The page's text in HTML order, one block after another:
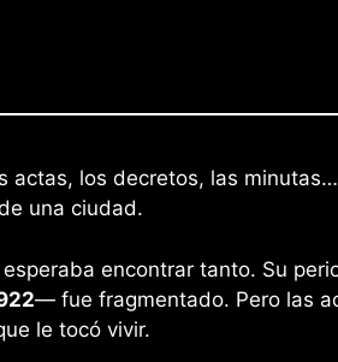
actas, los decretos, las
una ciudad.
esperaba encontrar tanto. Su
— fue fragmentado. Pero las
le tocó vivir.